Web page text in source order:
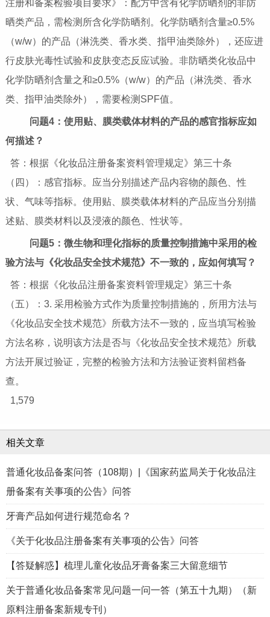
注册和备案检验项目要求》：配方中含有化学防晒剂的非防
晒类产品，需检测所含化学防晒剂。化学防晒剂含量≥0.5%
（w/w）的产品（淋洗类、香水类、指甲油类除外），还应进
行皮肤光毒性试验和皮肤变态反应试验。非防晒类化妆品中
化学防晒剂含量之和≥0.5%（w/w）的产品（淋洗类、香水
类、指甲油类除外），需要检测SPF值。
问题4：使用贴、膜类载体材料的产品的感官指标应如
何描述？
答：根据《化妆品注册备案资料管理规定》第三十条
（四）：感官指标。应当分别描述产品内容物的颜色、性
状、气味等指标。使用贴、膜类载体材料的产品应当分别描
述贴、膜类材料以及浸液的颜色、性状等。
问题5：微生物和理化指标的质量控制措施中采用的检
验方法与《化妆品安全技术规范》不一致的，应如何填写？
答：根据《化妆品注册备案资料管理规定》第三十条
（五）：3. 采用检验方式作为质量控制措施的，所用方法与
《化妆品安全技术规范》所载方法不一致的，应当填写检验
方法名称，说明该方法是否与《化妆品安全技术规范》所载
方法开展过验证，完整的检验方法和方法验证资料留档备
查。
1,579
相关文章
普通化妆品备案问答（108期）|《国家药监局关于化妆品注
册备案有关事项的公告》问答
牙膏产品如何进行规范命名？
《关于化妆品注册备案有关事项的公告》问答
【答疑解惑】梳理儿童化妆品牙膏备案三大留意细节
关于普通化妆品备案常见问题一问一答（第五十九期）（新
原料注册备案新规专刊）